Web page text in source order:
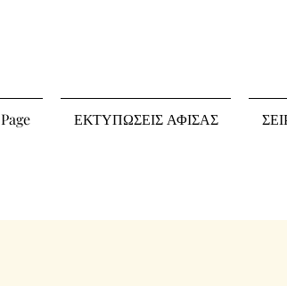
ΕΚΤΥΠΩΣΕΙΣ ΑΦΙΣΑΣ